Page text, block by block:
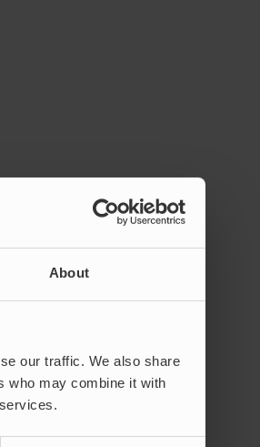
About
our traffic. We also share
who may combine it with